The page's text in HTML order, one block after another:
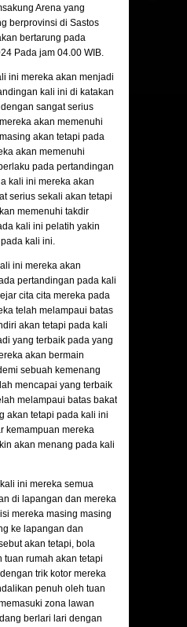
Arena yang
berprovinsi di Sastos
bertarung pada
Pada jam 04.00 WIB.
ini mereka akan menjadi
kali ini di katakan
sangat serius
akan memenuhi
akan tetapi pada
akan memenuhi
pada pertandingan
kali ini mereka akan
serius sekali akan tetapi
memenuhi takdir
kali ini pelatih yakin
kali ini.
ini mereka akan
pertandingan pada kali
cita cita mereka pada
telah melampaui batas
akan tetapi pada kali
yang terbaik pada yang
akan bermain
sebuah kemenang
mencapai yang terbaik
melampaui batas bakat
akan tetapi pada kali ini
kemampuan mereka
akan menang pada kali
ini mereka semua
di lapangan dan mereka
mereka masing masing
ke lapangan dan
akan tetapi, bola
tuan rumah akan tetapi
trik kotor mereka
penuh oleh tuan
zona lawan
berlari lari dengan